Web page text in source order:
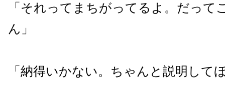
「それってまちがってるよ。だって
ん」
「納得いかない。ちゃんと説明して